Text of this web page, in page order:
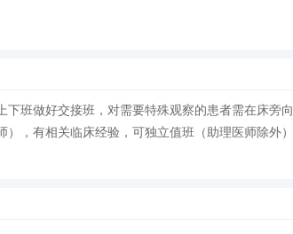
班做好交接班，对需要特殊观察的患者需在床旁
，有相关临床经验，可独立值班（助理医师除外